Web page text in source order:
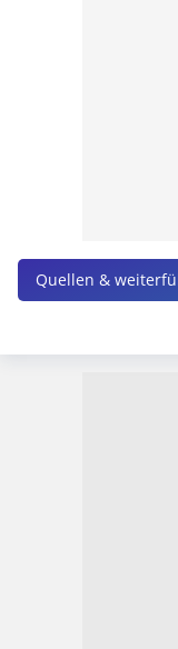
Quellen &